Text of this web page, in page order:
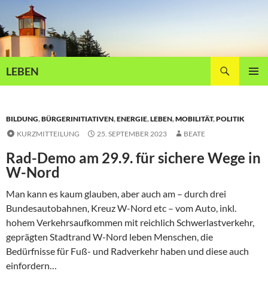
Inhalt
springen
LEBEN
BILDUNG,BÜRGERINITIATIVEN,ENERGIE,LEBEN,MOBILITÄT,POLITIK
KURZMITTEILUNG
25. SEPTEMBER 2023 BEATE
Rad-Demo am 29.9. für sichere Wege in
W-Nord
Man kann es kaum glauben, aber auch am – durch drei
Bundesautobahnen, Kreuz W-Nord etc – vom Auto, inkl.
hohem Verkehrsaufkommen mit reichlich Schwerlastverkehr,
geprägten Stadtrand W-Nord leben Menschen, die
Bedürfnisse für Fuß- und Radverkehr haben und diese auch
einfordern…